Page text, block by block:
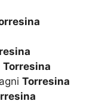
Torresina
Torresina